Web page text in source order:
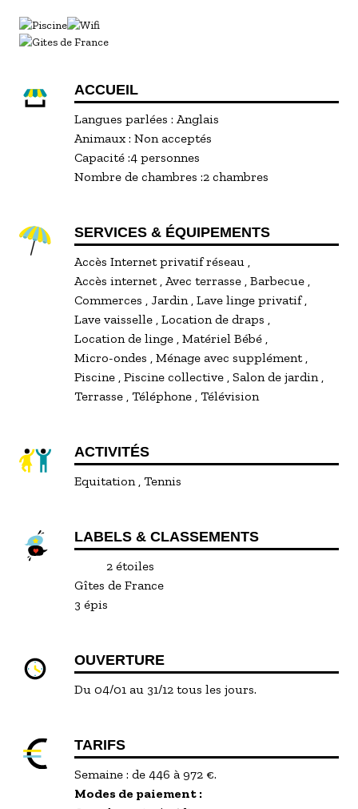
ACCUEIL
Langues parlées : Anglais
Animaux : Non acceptés
Capacité :4 personnes
Nombre de chambres :2 chambres
SERVICES & ÉQUIPEMENTS
Accès Internet privatif réseau
Accès internet Avec terrasse Barbecue
Commerces
Jardin Lave linge privatif
Lave vaisselle Location de draps
Location de linge Matériel Bébé
Micro-ondes
Ménage avec supplément
Piscine Piscine collective Salon de jardin
Terrasse Téléphone Télévision
ACTIVITÉS
Equitation Tennis
LABELS & CLASSEMENTS
2 étoiles
Gîtes de France
3 épis
OUVERTURE
Du 04/01 au 31/12 tous les jours.
TARIFS
Semaine : de 446 à 972 €.
Modes de paiement :